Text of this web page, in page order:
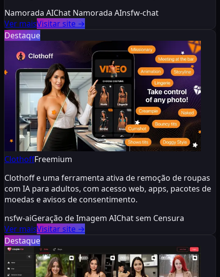
Namorada AIChat Namorada AInsfw-chat
Ver maisVisitar site →
Destaque
ClothoffFreemium
Clothoff e uma ferramenta ativa de remoção de roupas
com IA para adultos, com acesso web, apps, pacotes de
moedas e avisos de consentimento.
nsfw-aiGeração de Imagem AIChat sem Censura
Ver maisVisitar site →
Destaque